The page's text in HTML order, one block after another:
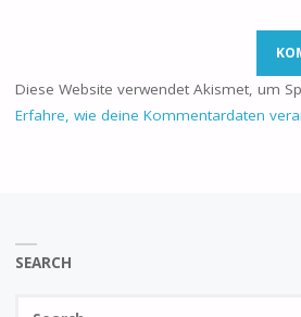
Diese Website verwendet Akismet, um
Erfahre, wie deine Kommentardaten
SEARCH